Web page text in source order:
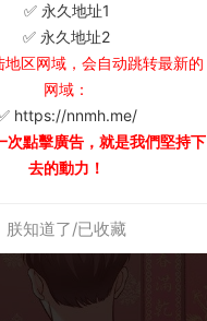
✅ 永久地址1
✅ 永久地址2
区网域，会自动跳转最新的
网域：
https://nnmh.me/
次點擊廣告，就是我們堅持下
去的動力！
朕知道了/已收藏